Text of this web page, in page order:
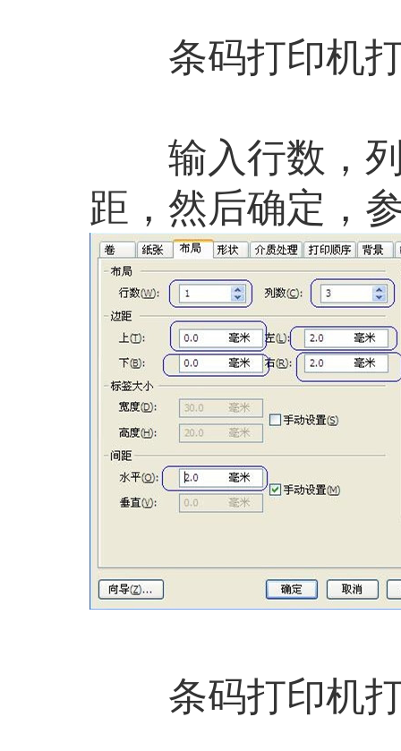
条码打印机打
输入行数，列
距，然后确定，
条码打印机打